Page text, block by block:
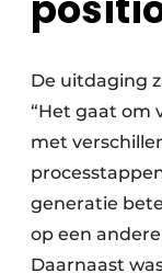
De uitdaging
“Het gaat om
met
generatie
op een
Daarnaast